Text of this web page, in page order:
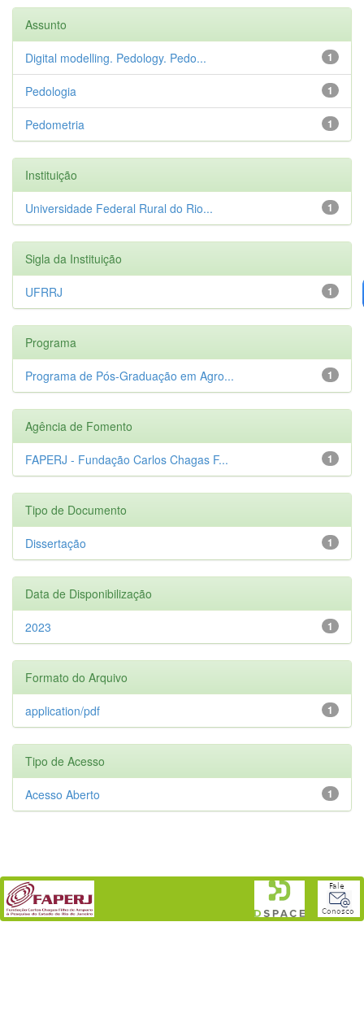
Assunto
1
Digital modelling. Pedology. Pedo...
1
Pedologia
1
Pedometria
Instituição
1
Universidade Federal Rural do Rio...
Sigla da Instituição
1
UFRRJ
Programa
1
Programa de Pós-Graduação em Agro...
Agência de Fomento
1
FAPERJ - Fundação Carlos Chagas F...
Tipo de Documento
1
Dissertação
Data de Disponibilização
1
2023
Formato do Arquivo
1
application/pdf
Tipo de Acesso
1
Acesso Aberto